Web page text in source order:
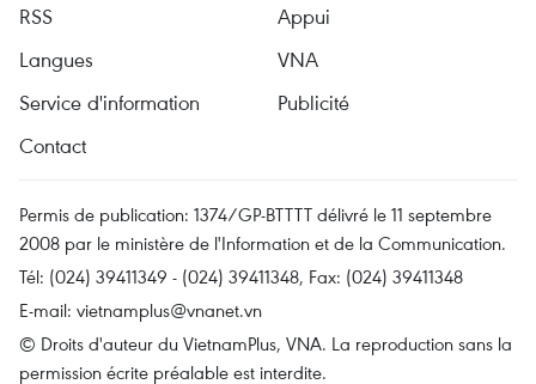
RSS
Appui
Langues
VNA
Service d'information
Publicité
Contact
Permis de publication: 1374/GP-BTTTT délivré le 11 septembre
2008 par le ministère de l'Information et de la Communication.
Tél: (024) 39411349 - (024) 39411348, Fax: (024) 39411348
E-mail: vietnamplus@vnanet.vn
© Droits d'auteur du VietnamPlus, VNA. La reproduction sans la
permission écrite préalable est interdite.